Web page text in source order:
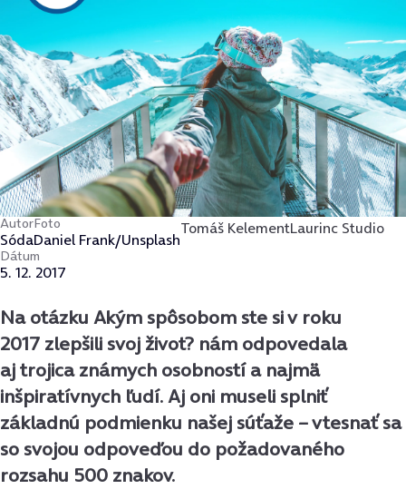
Autor
Sóda
Foto
Daniel Frank/Unsplash
Tomáš KelementLaurinc Studio
Dátum
5. 12. 2017
Na otázku Akým spôsobom ste si v roku
2017 zlepšili svoj život? nám odpovedala
aj trojica známych osobností a najmä
inšpiratívnych ľudí. Aj oni museli splniť
základnú podmienku našej súťaže – vtesnať sa
so svojou odpoveďou do požadovaného
rozsahu 500 znakov.